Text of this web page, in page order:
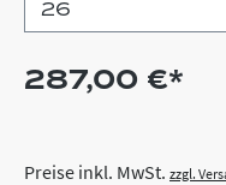
287,00 €*
Preise inkl. MwSt. zzgl.